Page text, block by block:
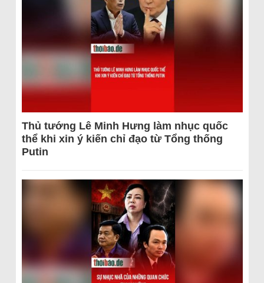
Thủ tướng Lê Minh Hưng làm nhục quốc
thể khi xin ý kiến chỉ đạo từ Tổng thống
Putin